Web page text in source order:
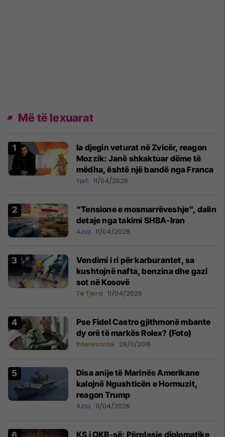
Më të lexuarat
Ia djegin veturat në Zvicër, reagon
Mozzik: Janë shkaktuar dëme të
mëdha, është një bandë nga Franca
Yjet 11/04/2026
"Tensione e mosmarrëveshje", dalin
detaje nga takimi SHBA-Iran
Azia 11/04/2026
Vendimi i ri për karburantet, sa
kushtojnë nafta, benzina dhe gazi
sot në Kosovë
Të Tjera 11/04/2026
Pse Fidel Castro gjithmonë mbante
dy orë të markës Rolex? (Foto)
Interesante 29/11/2016
Disa anije të Marinës Amerikane
kalojnë Ngushticën e Hormuzit,
reagon Trump
Azia 11/04/2026
KS i OKB-së: Përplasje diplomatike